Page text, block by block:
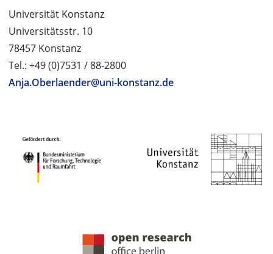
Universität Konstanz
Universitätsstr. 10
78457 Konstanz
Tel.: +49 (0)7531 / 88-2800
Anja.Oberlaender@uni-konstanz.de